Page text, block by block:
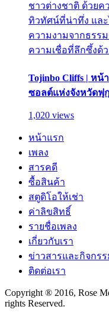
ชาวต่างชาติ ด้วย
ทิวทัศน์ที่น่าทึ่ง และ
ความงามจากธรร
ความเชื่อที่ลึกซึ้งด้
Tojinbo Cliffs | ห
ซอลต์แห่งจังหวัดฟุ
1,020 views
หน้าแรก
เพลง
สารคดี
ซื้อสินค้า
สตูดิโอให้เช่า
ค่าลิขสิทธิ์
รายชื่อเพลง
เกี่ยวกับเรา
ข่าวสารและกิจกรร
ติดต่อเรา
Copyright ® 2016, Rose
rights Reserved.